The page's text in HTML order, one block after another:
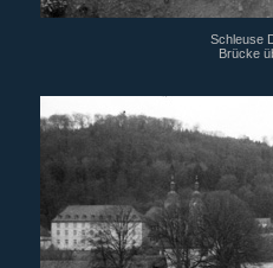
Schleuse
Brücke